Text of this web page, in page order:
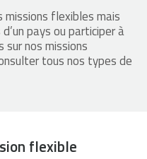
missions flexibles mais
pays ou participer à
sur nos missions
tous nos types de
flexible